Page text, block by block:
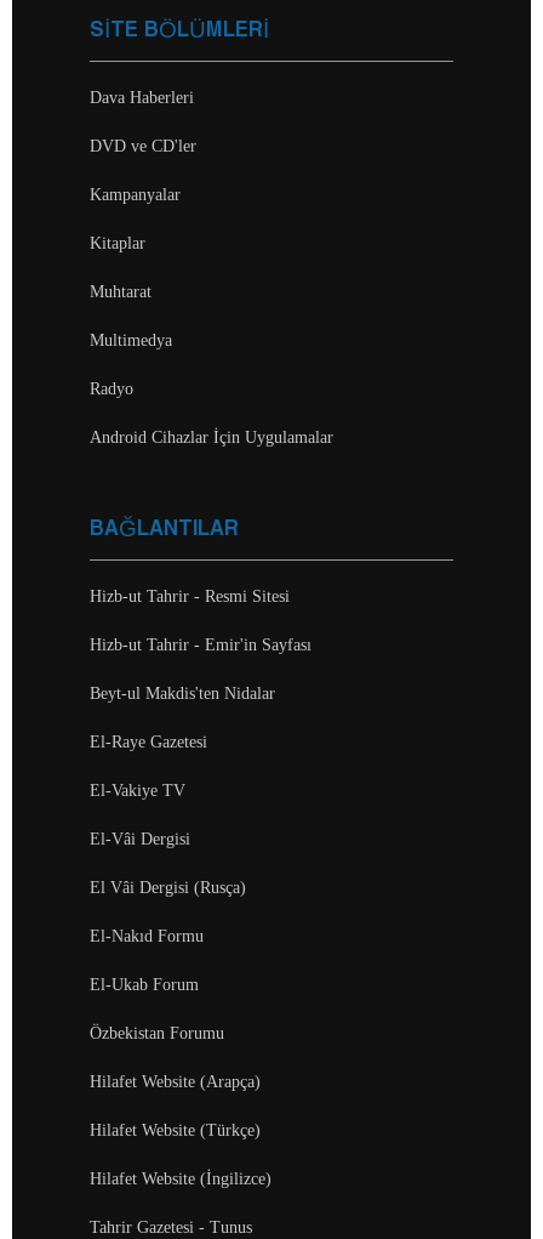
SİTE BÖLÜMLERİ
Dava Haberleri
DVD ve CD'ler
Kampanyalar
Kitaplar
Muhtarat
Multimedya
Radyo
Android Cihazlar İçin Uygulamalar
BAĞLANTILAR
Hizb-ut Tahrir - Resmi Sitesi
Hizb-ut Tahrir - Emir'in Sayfası
Beyt-ul Makdis'ten Nidalar
El-Raye Gazetesi
El-Vakiye TV
El-Vâi Dergisi
El Vâi Dergisi (Rusça)
El-Nakıd Formu
El-Ukab Forum
Özbekistan Forumu
Hilafet Website (Arapça)
Hilafet Website (Türkçe)
Hilafet Website (İngilizce)
Tahrir Gazetesi - Tunus